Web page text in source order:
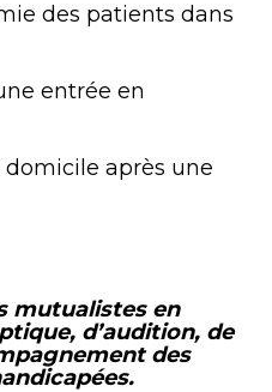
des patients dans
entrée en
après une
mutualistes en
d’audition, de
des